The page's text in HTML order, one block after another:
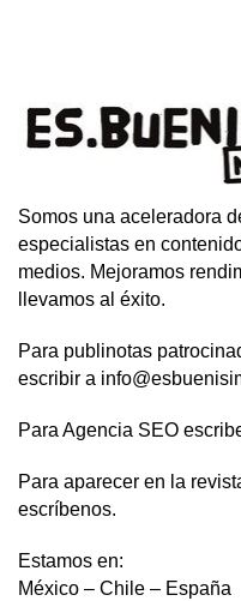
Somos una aceleradora
especialistas en
medios. Mejoramos
llevamos al éxito.
Para publinotas
escribir a
Para Agencia SEO
Para aparecer en la
escríbenos.
Estamos en:
México – Chile – España